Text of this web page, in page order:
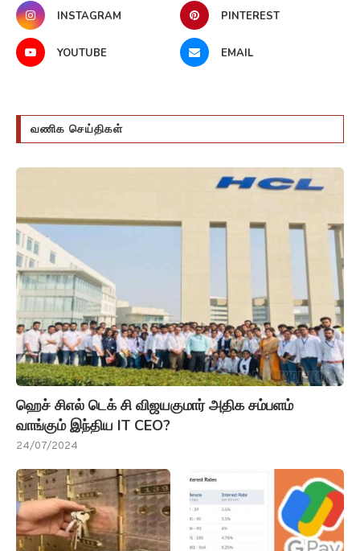
INSTAGRAM PINTEREST
YOUTUBE EMAIL
வணிக செய்திகள்
ஹெச் சிஎல் டெக் சி விஜயகுமார் அதிக சம்பளம்
வாங்கும் இந்திய IT CEO?
24/07/2024